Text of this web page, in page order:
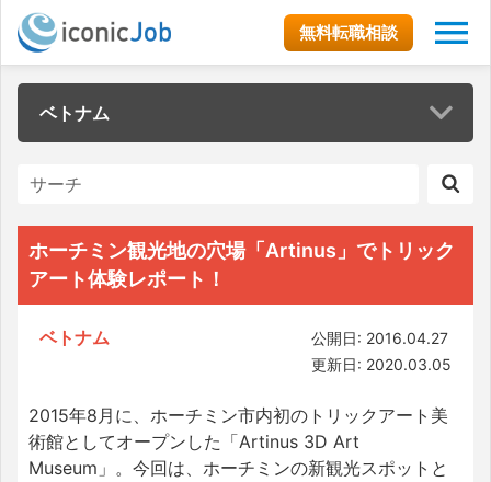
無料転職相談
ベトナム
ホーチミン観光地の穴場「Artinus」でトリック
アート体験レポート！
ベトナム
公開日: 2016.04.27
更新日: 2020.03.05
2015年8月に、ホーチミン市内初のトリックアート美
術館としてオープンした「Artinus 3D Art
Museum」。今回は、ホーチミンの新観光スポットと